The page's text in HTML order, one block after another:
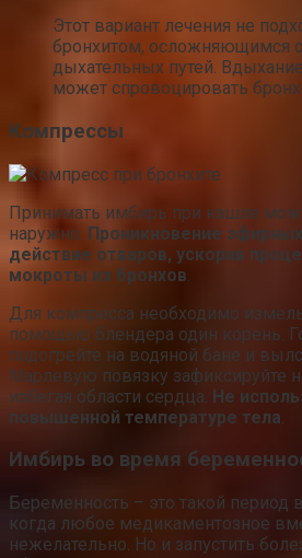
Этот вариант лечения не
бронхитом, осложняющимся
дыхательных путей.
может спровоцировать
Компрессы
Принимать имбирь при кашле
наружно. Проникновение
действие отваров, ускорив
мокроты из бронхов
Для компресса необходимо
помощью блендера один корень.
подогрейте на водяной бане и
Марлевую повязку зафиксируйте
избегая области сердца. Не
повышенной температуре тела
Имбирь во время
Беременность – это такой
когда любое медикаментозное
нежелательно. Но и запустить